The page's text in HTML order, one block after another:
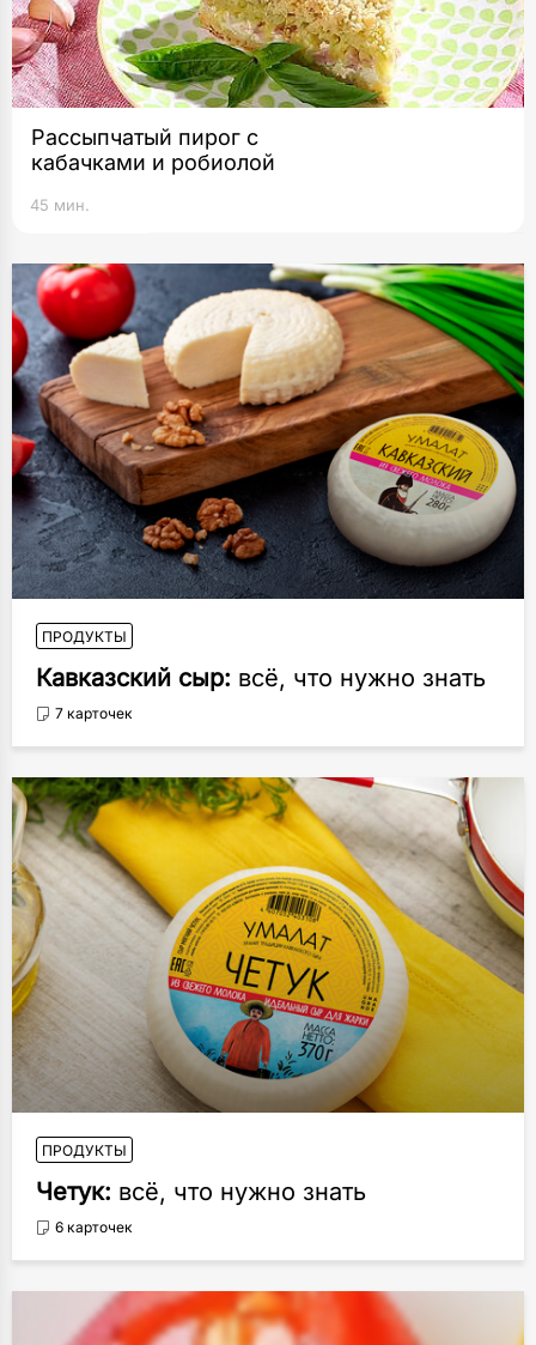
Рассыпчатый пирог с
кабачками и робиолой
45 мин.
ПРОДУКТЫ
Кавказский сыр: всё, что нужно знать
7 карточек
ПРОДУКТЫ
Четук: всё, что нужно знать
6 карточек